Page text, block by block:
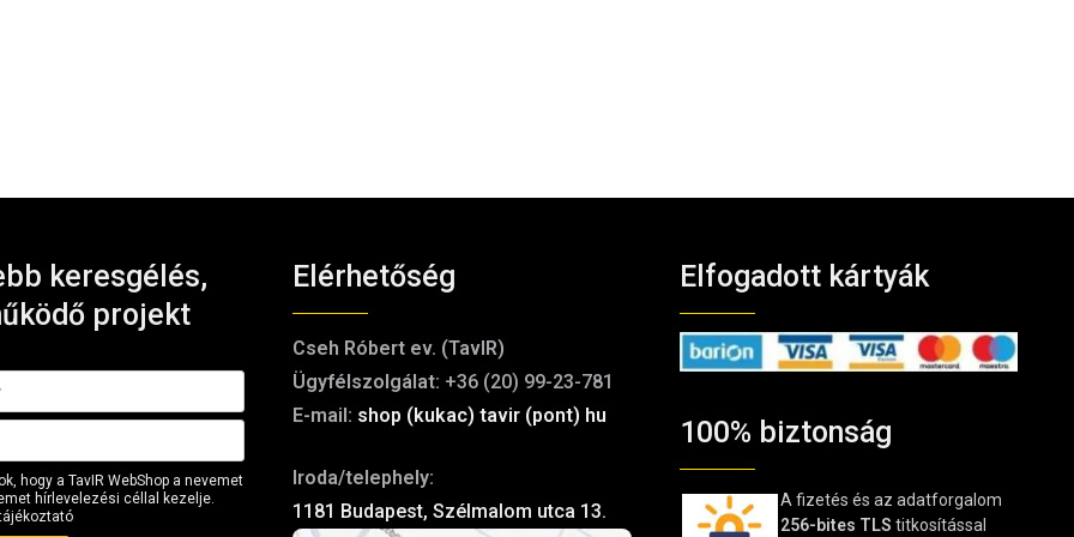
keresgélés,
projekt
hogy a TavIR WebShop a nevemet
hírlevelezési céllal kezelje.
Elérhetőség
Cseh Róbert ev. (TavIR)
Ügyfélszolgálat: +36 (20) 99-23-781
E-mail: shop (kukac) tavir (pont) hu
Iroda/telephely:
1181 Budapest, Szélmalom utca 13.
Elfogadott kártyák
100% biztonság
A fizetés és az adatforgalom
256-bites TLS titkosítással